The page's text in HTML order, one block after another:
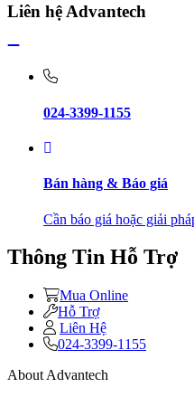
Liên hệ Advantech
024-3399-1155
Bán hàng & Báo giá
Cần báo giá hoặc giải
Thông Tin Hỗ Trợ
Mua Online
Hỗ Trợ
Liên Hệ
024-3399-1155
About Advantech